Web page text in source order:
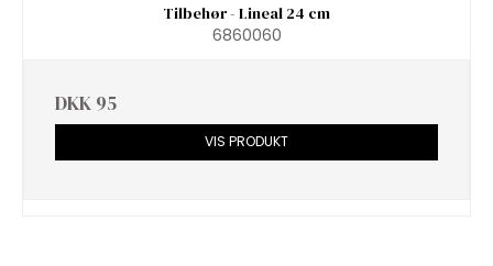
Tilbehør - Lineal 24 cm
6860060
DKK 95
VIS PRODUKT